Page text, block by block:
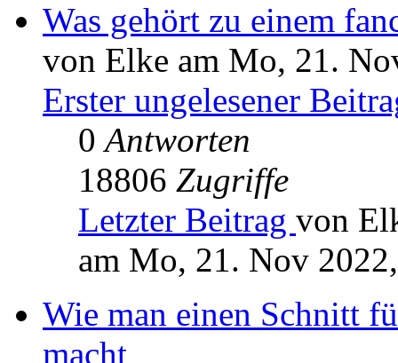
Was gehört zu einem
von Elke am Mo, 21.
Erster ungelesener
0Antworten
18806 Zugriffe
Letzter Beitrag von
am Mo, 21. Nov
Wie man einen Schnitt
macht